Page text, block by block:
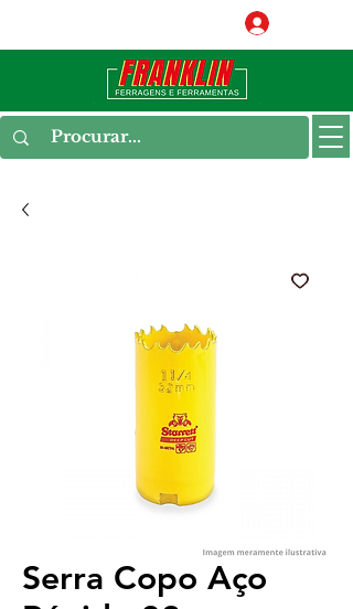
Serra Copo Aço